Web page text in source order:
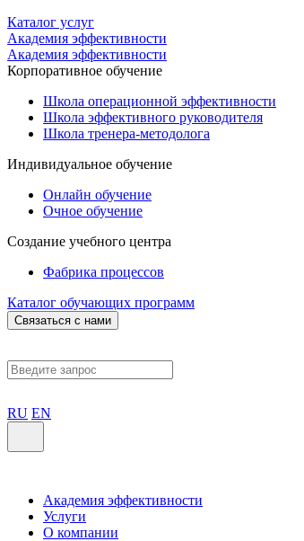
Каталог услуг
Академия эффективности
Академия эффективности
Корпоративное обучение
Школа операционной эффективности
Школа эффективного руководителя
Школа тренера-методолога
Индивидуальное обучение
Онлайн обучение
Очное обучение
Создание учебного центра
Фабрика процессов
Каталог обучающих программ
Связаться с нами
RU EN
Академия эффективности
Услуги
О компании